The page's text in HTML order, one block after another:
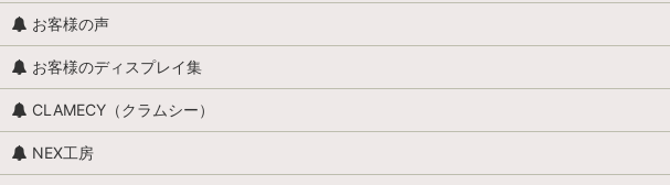
お客様の声
お客様のディスプレイ集
CLAMECY（クラムシー）
NEX工房